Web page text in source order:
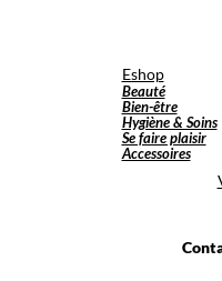
Eshop
Beauté
Bien-être
Hygiène & Soins
Se faire plaisir
Accessoires